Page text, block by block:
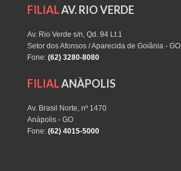
FILIALAV. RIO VERDE
Av. Rio Verde s/n, Qd. 94 Lt.1
Setor dos Afonsos / Aparecida de Goiânia - GO
Fone: (62) 3280-8080
FILIALANÀPOLIS
Av. Brasil Norte, nº 1470
Anápolis - GO
Fone: (62) 4015-5000